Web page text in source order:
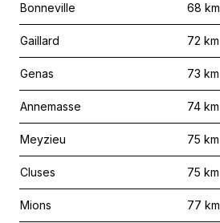
Bonneville 68 km
Gaillard 72 km
Genas 73 km
Annemasse 74 km
Meyzieu 75 km
Cluses 75 km
Mions 77 km